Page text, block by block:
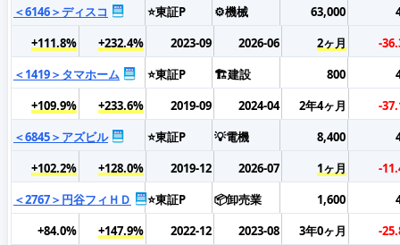
＜6146＞ディスコ ⭐東証P ⚙️機械 63,000
+111.8%
+232.4% 2023-09 2026-06 2ヶ月
-
＜1419＞タマホーム
⭐東証P 🏗️建設 800
+109.9%
+233.6% 2019-09 2024-04 2年4ヶ月
-
＜6845＞アズビル
⭐東証P 💡電機 8,400
+102.2%
+128.0% 2019-12 2026-07 1ヶ月
-
＜2767＞円谷フィＨＤ
⭐東証P 📦卸売業 1,600
+84.0%
+147.9% 2022-12 2023-08 3年0ヶ月
-